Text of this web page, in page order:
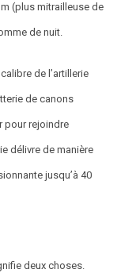
(plus mitrailleuse de
de nuit.
de l’artillerie
de canons
pour rejoindre
délivre de manière
jusqu’à 40
deux choses.